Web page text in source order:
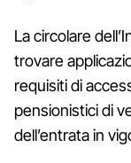
La circolare
trovare
requisiti di
pensionistici di
dell’entrata in